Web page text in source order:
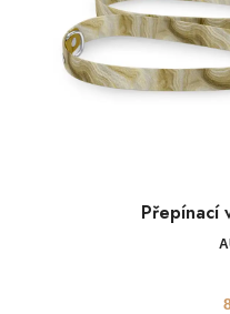
Přepínací